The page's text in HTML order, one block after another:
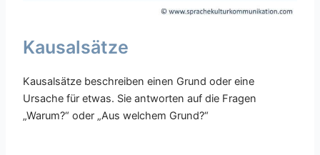
Kausalsätze
Kausalsätze beschreiben einen Grund oder eine
Ursache für etwas. Sie antworten auf die Fragen
„Warum?“ oder „Aus welchem Grund?“